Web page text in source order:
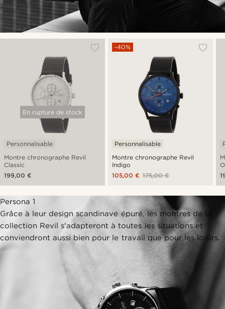
En rupture de stock
Montre chronographe Revil
Classic
Personnalisable
199,00 €
Montre chronographe Revil
Indigo
-40%
Personnalisable
175,00 €
105,00 €
Persona 1
Grâce à leur design scandinave épuré, les montres de la
collection Revil s'adapteront à toutes les situations et
conviendront aussi bien pour le travail que pour les loisirs.